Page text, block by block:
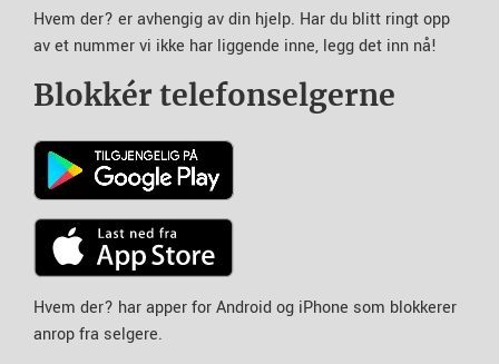
Hvem der? er avhengig av din hjelp. Har du blitt ringt opp
av et nummer vi ikke har liggende inne, legg det inn nå!
Blokkér telefonselgerne
Hvem der? har apper for Android og iPhone som blokkerer
anrop fra selgere.